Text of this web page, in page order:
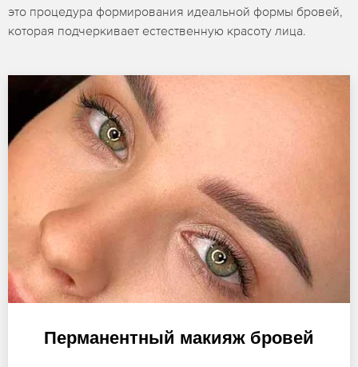
это процедура формирования идеальной формы бровей,
которая подчеркивает естественную красоту лица.
Перманентный макияж бровей